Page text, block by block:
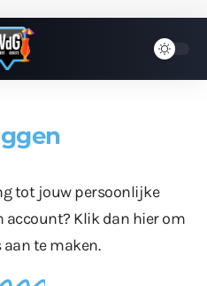
tot jouw persoonlijke
account? Klik dan hierom
aan te maken.